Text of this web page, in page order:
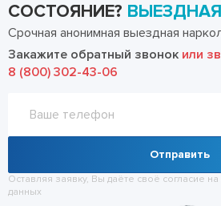
СОСТОЯНИЕ?
Срочная анонимная выездная
Закажите обратный звонок или
8 (800) 302-43-06
Отправить
Оставляя заявку, Вы даёте своё согласие
данных